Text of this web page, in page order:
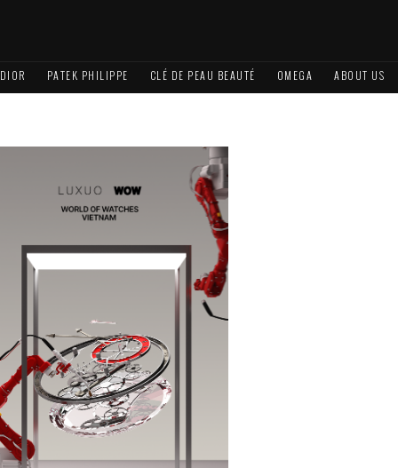
DIOR PATEK PHILIPPE CLÉ DE PEAU BEAUTÉ OMEGA ABOUT US